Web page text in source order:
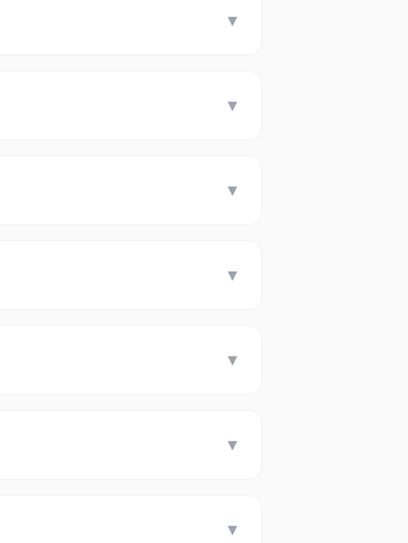
▾
▾
▾
▾
▾
▾
▾